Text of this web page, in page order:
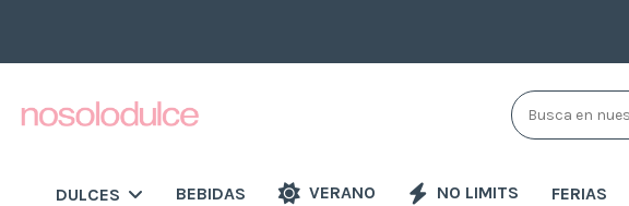
DULCES BEBIDAS VERANO NO LIMITS FERIAS